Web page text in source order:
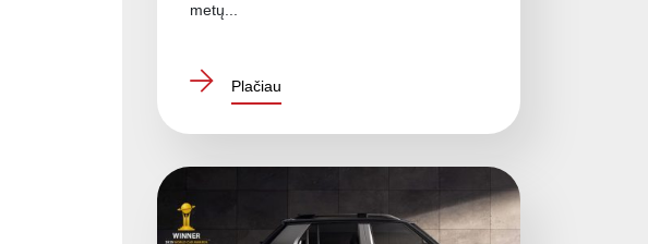
metų...
Plačiau